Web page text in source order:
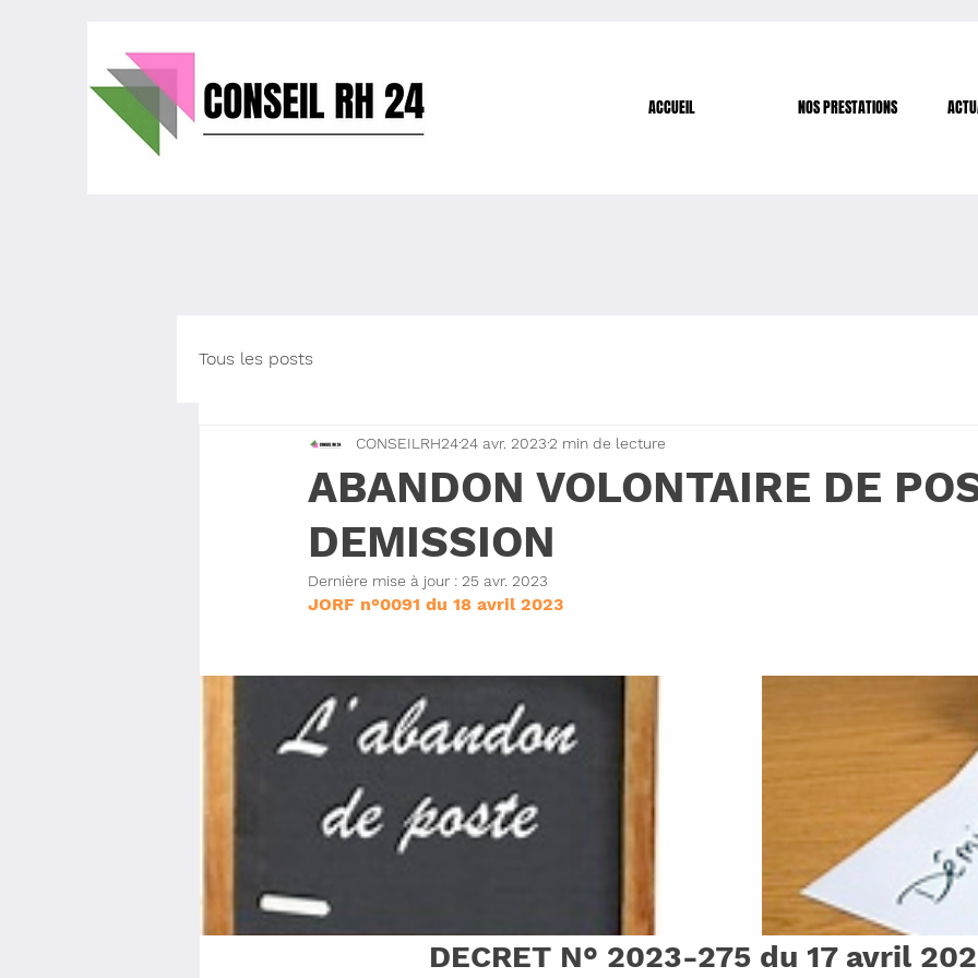
ACCUEIL NOS PRESTATIONS
Tous les posts
ABANDON VOLONTAIRE DE
DEMISSION
CONSEILRH2424 avr. 20232 min de lecture
Dernière mise à jour : 25 avr. 2023
JORF n°0091 du 18 avril 2023
DECRET N° 2023-275 du 17 avril